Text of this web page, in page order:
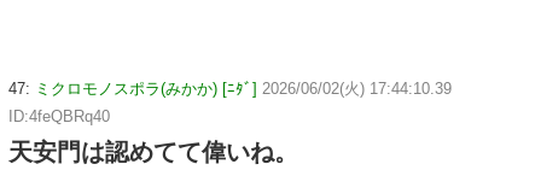
47: ミクロモノスポラ(みかか) [ﾆﾀﾞ] 2026/06/02(火) 17:44:10.39
ID:4feQBRq40
天安門は認めてて偉いね。